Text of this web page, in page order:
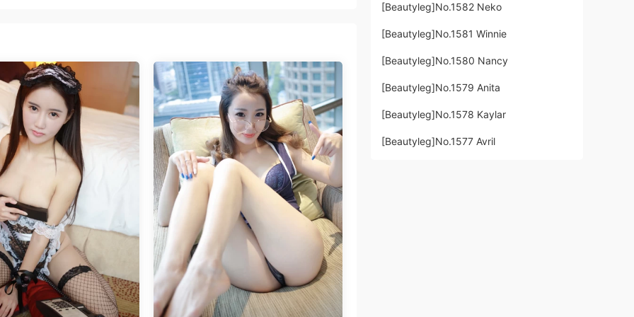
[Beautyleg]No.1582 Neko
[Beautyleg]No.1581 Winnie
[Beautyleg]No.1580 Nancy
[Beautyleg]No.1579 Anita
[Beautyleg]No.1578 Kaylar
[Beautyleg]No.1577 Avril